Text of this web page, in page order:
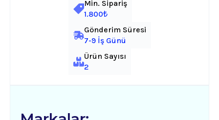
Min. Sipariş
1.800₺
Gönderim Süresi
7-9 İş Günü
Ürün Sayısı
2